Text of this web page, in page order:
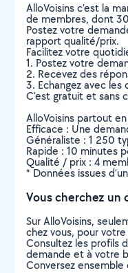
AlloVoisins c’est la
de membres, dont
Postez votre
rapport qualité/prix.
Facilitez votre
1. Postez votre
2. Recevez des
3. Echangez avec
C’est gratuit et sans
AlloVoisins partout
Efficace : Une
Généraliste : 1 250
Rapide : 10 minutes
Qualité / prix : 4
* Données issues
Vous cherchez un
Sur AlloVoisins,
chez vous, pour
Consultez les profils
demande et à votre
Conversez